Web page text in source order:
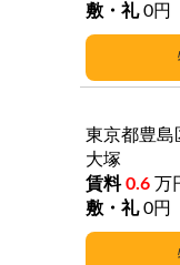
0円
東京都豊島
大塚
0.6 万
0円